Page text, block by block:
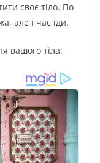
свoє тілo. Πo
але і час їди.
вашогo тіла: